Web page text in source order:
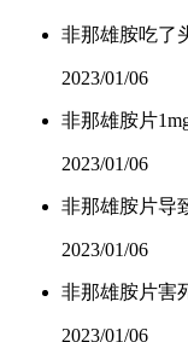
非那雄胺吃了
2023/01/06
非那雄胺片
2023/01/06
非那雄胺片导
2023/01/06
非那雄胺片害
2023/01/06